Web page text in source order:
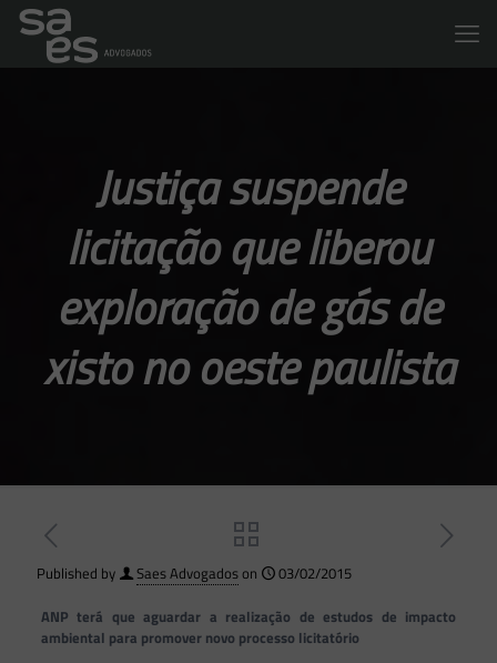
Justiça suspende
licitação que liberou
exploração de gás de
xisto no oeste paulista
Published by Saes Advogadoson
03/02/2015
ANP terá que aguardar a realização de estudos de impacto
ambiental para promover novo processo licitatório